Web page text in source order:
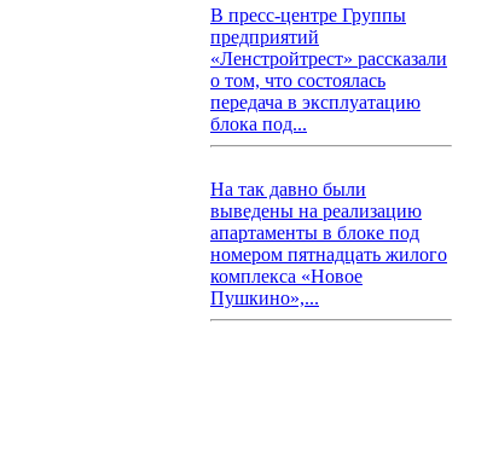
В пресс-центре Группы
предприятий
«Ленстройтрест» рассказали
о том, что состоялась
передача в эксплуатацию
блока под...
На так давно были
выведены на реализацию
апартаменты в блоке под
номером пятнадцать жилого
комплекса «Новое
Пушкино»,...